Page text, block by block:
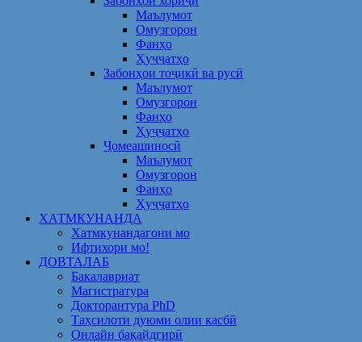
Маълумот
Омузгорон
Фанҳо
Ҳуҷҷатҳо
Забонҳои тоҷикӣ ва русӣ
Маълумот
Омузгорон
Фанҳо
Ҳуҷҷатҳо
Ҷомеашиносӣ
Маълумот
Омузгорон
Фанҳо
Ҳуҷҷатҳо
ХАТМКУНАНДА
Хатмкунандагони мо
Ифтихори мо!
ДОВТАЛАБ
Бакалавриат
Магистратура
Докторантура PhD
Таҳсилоти дуюми олии касбӣ
Онлайн бақайдгирӣ